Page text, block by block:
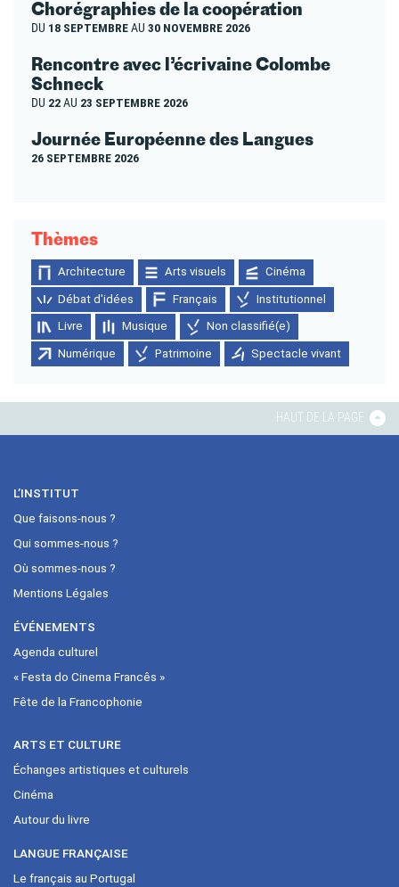
Chorégraphies de la coopération
DU 18 SEPTEMBREAU 30 NOVEMBRE 2026
Rencontre avec l’écrivaine Colombe
Schneck
DU 22AU 23 SEPTEMBRE 2026
Journée Européenne des Langues
26 SEPTEMBRE 2026
Thèmes
Architecture Arts visuels Cinéma
Débat d'idées Français Institutionnel
Livre Musique Non classifié(e)
Numérique Patrimoine Spectacle vivant
HAUT DE LA PAGE
L’INSTITUT
Que faisons-nous ?
Qui sommes-nous ?
Où sommes-nous ?
Mentions Légales
ÉVÉNEMENTS
Agenda culturel
« Festa do Cinema Francês »
Fête de la Francophonie
ARTS ET CULTURE
Échanges artistiques et culturels
Cinéma
Autour du livre
LANGUE FRANÇAISE
Le français au Portugal